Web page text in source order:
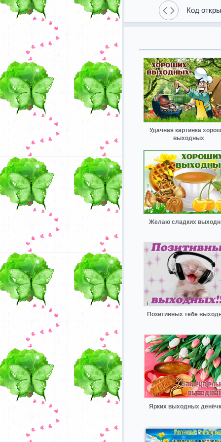
Код
Удачная картинка
выходных
Желаю сладких
Позитивных тебе
Ярких выходных